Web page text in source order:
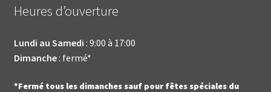
Heures d’ouverture
Lundi au Samedi : 9:00 à 17:00
Dimanche: fermé*
*Fermé tous les dimanches sauf pour fêtes spéciales du